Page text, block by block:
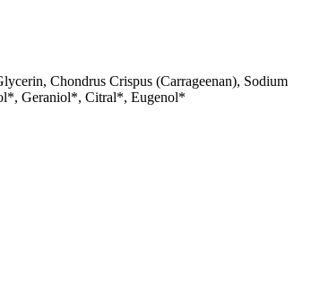
Chondrus Crispus (Carrageenan), Sodium
Geraniol*, Citral*, Eugenol*